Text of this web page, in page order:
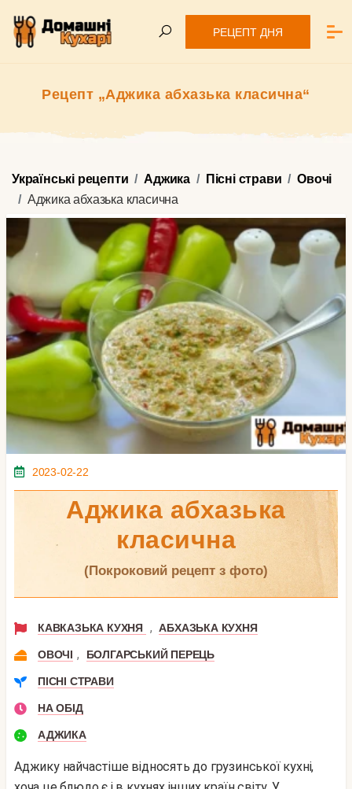
РЕЦЕПТ ДНЯ
Рецепт „Аджика абхазька класична“
Українські рецепти Аджика Пісні страви
Овочі
Аджика абхазька класична
2023-02-22
Аджика абхазька
класична
(покроковий рецепт з фото)
КАВКАЗЬКА КУХНЯ , АБХАЗЬКА КУХНЯ
ОВОЧІ , БОЛГАРСЬКИЙ ПЕРЕЦЬ
ПІСНІ СТРАВИ
НА ОБІД
АДЖИКА
Аджику найчастіше відносять до грузинської кухні,